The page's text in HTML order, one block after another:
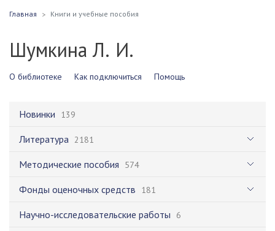
Главная Книги и учебные пособия
Шумкина Л. И.
О библиотеке Как подключиться Помощь
Новинки 139
Литература 2181
Методические пособия 574
Фонды оценочных средств 181
Научно-исследовательские работы 6